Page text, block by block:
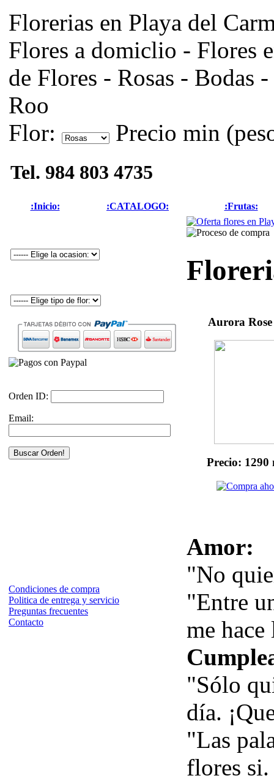
Florerias en Playa del
Flores a domiclio - Flores
de Flores - Rosas -
Roo
Flor:
Precio min
Tel. 984 803 4735
:Inicio: :CATALOGO: :Frutas:
Orden ID:
Email:
Condiciones de compra
Politica de entrega y servicio
Preguntas frecuentes
Contacto
Aurora
Precio: 1290
Amor:
"No
"Entre
me
"Sólo
día.
"Las
flores